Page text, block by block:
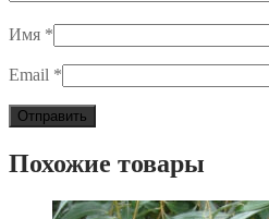
Имя *
Email *
Похожие товары